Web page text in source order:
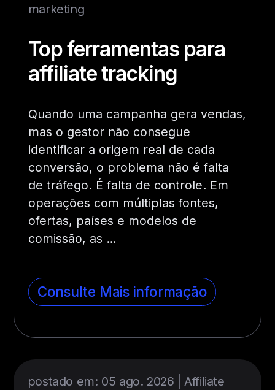
marketing
Top ferramentas para
affiliate tracking
Quando uma campanha gera vendas,
mas o gestor não consegue
identificar a origem real de cada
conversão, o problema não é falta
de tráfego. É falta de controle. Em
operações com múltiplas fontes,
ofertas, países e modelos de
comissão, as …
Consulte Mais informação
postado em: 05 ago. 2026 |Affiliate